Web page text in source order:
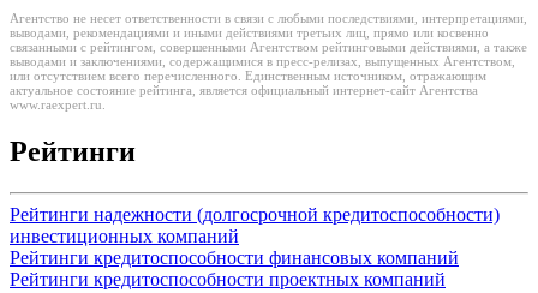
Агентство не несет ответственности в связи с любыми последствиями, интерпретациями,
выводами, рекомендациями и иными действиями третьих лиц, прямо или косвенно
связанными с рейтингом, совершенными Агентством рейтинговыми действиями, а также
выводами и заключениями, содержащимися в пресс-релизах, выпущенных Агентством,
или отсутствием всего перечисленного. Единственным источником, отражающим
актуальное состояние рейтинга, является официальный интернет-сайт Агентства
www.raexpert.ru.
Рейтинги
Рейтинги надежности (долгосрочной кредитоспособности)
инвестиционных компаний
Рейтинги кредитоспособности финансовых компаний
Рейтинги кредитоспособности проектных компаний